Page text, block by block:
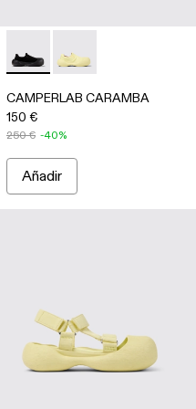
amarillos de
- Mocasines negros de
CAMPERLAB CARAMBA -
CAMPERLAB
CAMPERLAB CARAMBA
150 €
250 € -40%
Añadir